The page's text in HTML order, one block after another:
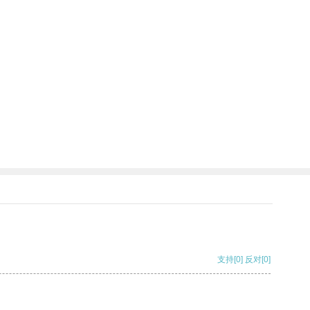
支持[0] 反对[0]